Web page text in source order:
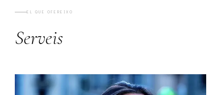
EL QUE OFEREIXO
Serveis